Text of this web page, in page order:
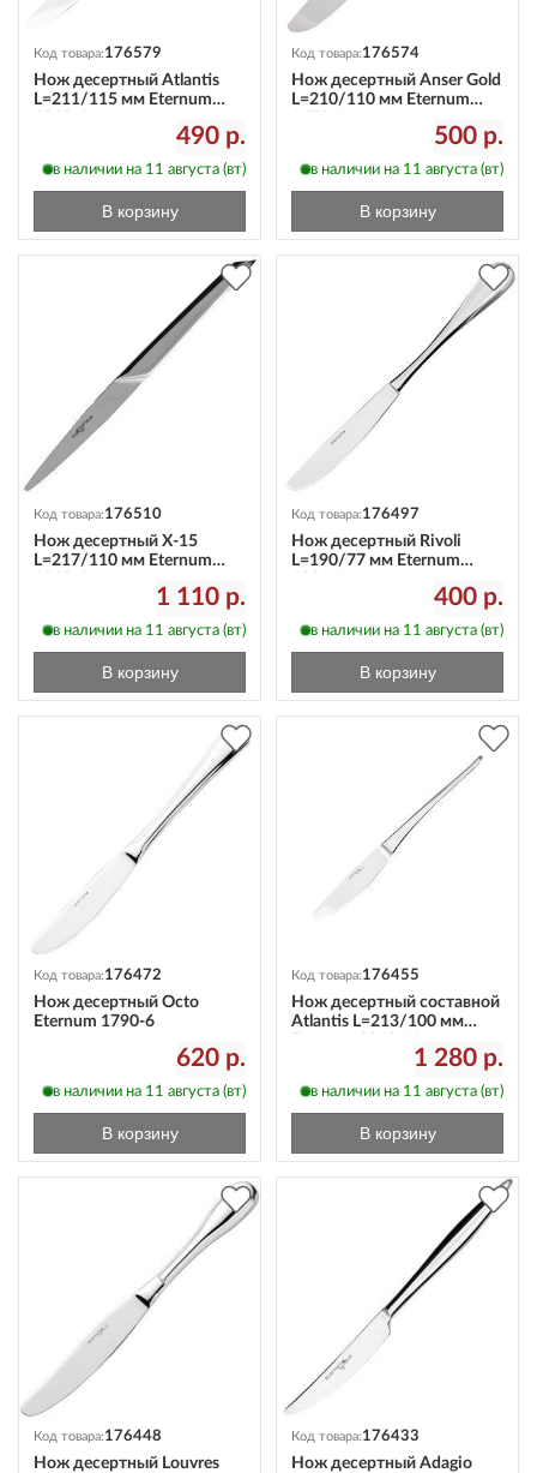
Код товара:176579
Нож десертный Atlantis
L=211/115 мм Eternum
490 р.
в наличии на 11 августа (вт)
В корзину
Код товара:176574
Нож десертный Anser Gold
L=210/110 мм Eternum
500 р.
в наличии на 11 августа (вт)
В корзину
Код товара:176510
Нож десертный X-15
L=217/110 мм Eternum
1 110 р.
в наличии на 11 августа (вт)
В корзину
Код товара:176497
Нож десертный Rivoli
L=190/77 мм Eternum
400 р.
в наличии на 11 августа (вт)
В корзину
Код товара:176472
Нож десертный Octo
Eternum 1790-6
620 р.
в наличии на 11 августа (вт)
В корзину
Код товара:176455
Нож десертный составной
Atlantis L=213/100 мм
1 280 р.
в наличии на 11 августа (вт)
В корзину
Код товара:176448
Нож десертный Louvres
Код товара:176433
Нож десертный Adagio